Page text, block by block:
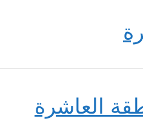
العاشرة